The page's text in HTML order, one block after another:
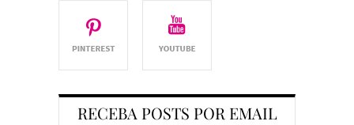
RECEBA POSTS POR EMAIL